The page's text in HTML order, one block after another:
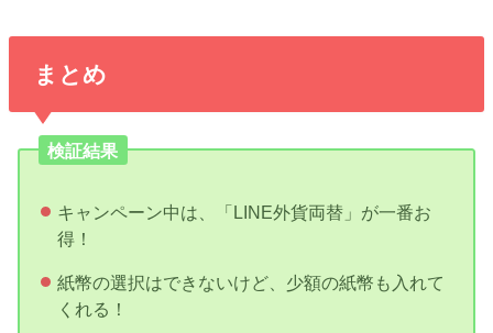
まとめ
検証結果
キャンペーン中は、「LINE外貨両替」が一番お
得！
紙幣の選択はできないけど、少額の紙幣も入れて
くれる！